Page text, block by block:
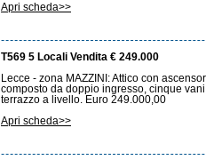
Apri scheda>>
T569 5 Locali Vendita € 249.000
Lecce - zona MAZZINI: Attico con
composto da doppio ingresso, cinque
terrazzo a livello. Euro 249.000,00
Apri scheda>>